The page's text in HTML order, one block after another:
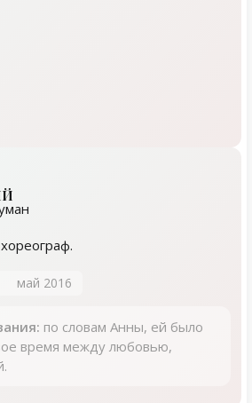
май 2016
по словам Анны, ей было
время между любовью,